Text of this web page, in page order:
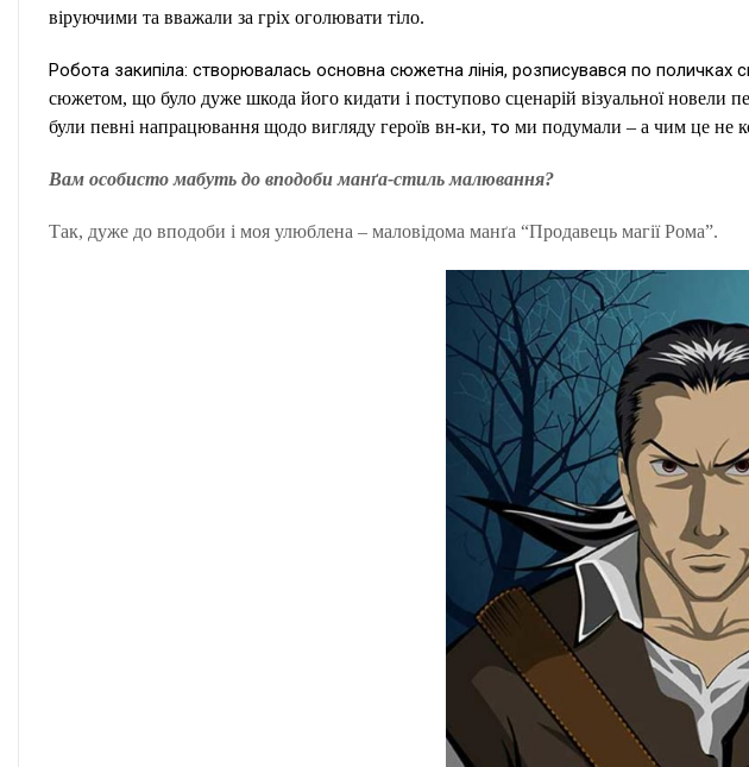
віруючими та вважали за гріх оголювати тіло.
Робота закипіла: створювалась основна сюжетна лінія, розписувався по поличках
сюжетом, що було дуже шкода його кидати і поступово сценарій візуальної новели
були певні напрацювання щодо вигляду героїв вн-ки, то ми подумали – а чим це не
Вам особисто мабуть до вподоби манґа-стиль малювання?
Так, дуже до вподоби і моя улюблена – маловідома манґа “Продавець магії Рома”.